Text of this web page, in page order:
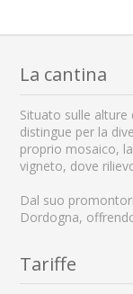
La cantina
Situato sulle alture
distingue per la
proprio mosaico,
vigneto, dove
Dal suo
Dordogna,
Tariffe